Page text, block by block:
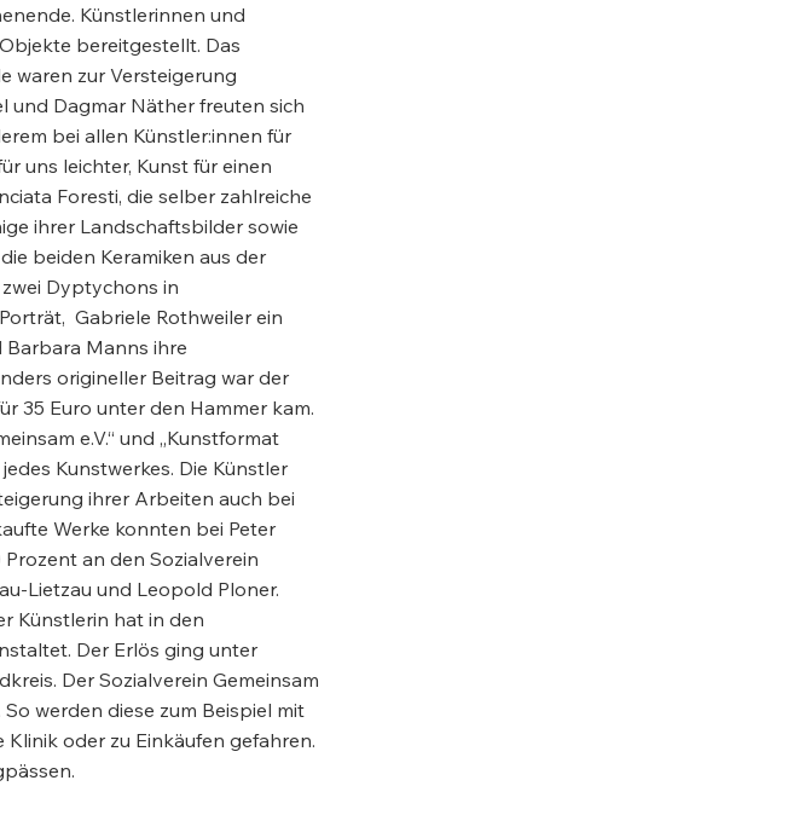
Künstlerinnen und
bereitgestellt. Das
waren zur Versteigerung
und Dagmar Näther freuten sich
bei allen Künstler:innen für
uns leichter, Kunst für einen
Foresti, die selber zahlreiche
ihrer Landschaftsbilder sowie
beiden Keramiken aus der
Dyptychons in
Gabriele Rothweiler ein
Manns ihre
origineller Beitrag war der
35 Euro unter den Hammer kam.
e.V.“ und „Kunstformat
Kunstwerkes. Die Künstler
ihrer Arbeiten auch bei
Werke konnten bei Peter
an den Sozialverein
Lietzau und Leopold Ploner.
Künstlerin hat in den
Der Erlös ging unter
Der Sozialverein Gemeinsam
werden diese zum Beispiel mit
oder zu Einkäufen gefahren.